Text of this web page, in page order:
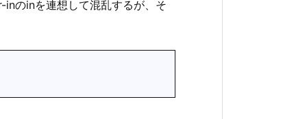
のinを連想して混乱するが、そ